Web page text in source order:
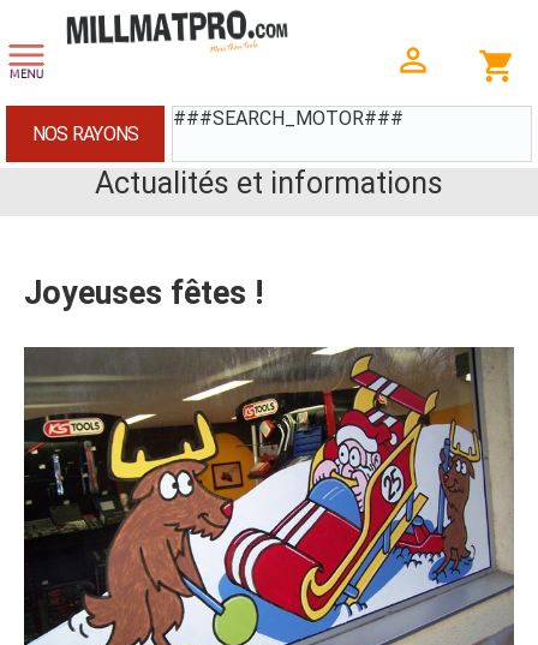
###SEARCH_MOTOR###
NOS RAYONS
Actualités et informations
Joyeuses fêtes !